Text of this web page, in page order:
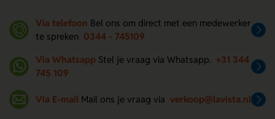
Via telefoon Bel ons om direct met een medewerker
te spreken 0344 - 745109
Via Whatsapp Stel je vraag via Whatsapp. +31 344
745 109
Via E-mail Mail ons je vraag via verkoop@lavista.nl